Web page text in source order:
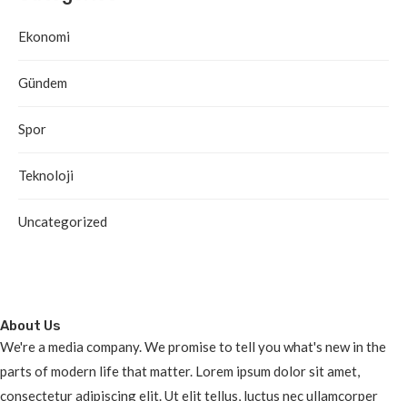
Ekonomi
Gündem
Spor
Teknoloji
Uncategorized
About Us
We're a media company. We promise to tell you what's new in the
parts of modern life that matter. Lorem ipsum dolor sit amet,
consectetur adipiscing elit. Ut elit tellus, luctus nec ullamcorper